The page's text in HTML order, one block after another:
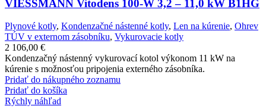
VIESSMANN Vitodens 100-W 3,2 – 11,0 kW B1HG
Plynové kotly, Kondenzačné nástenné kotly, Len na kúrenie, Ohrev
TÚV v externom zásobníku, Vykurovacie kotly
2 106,00 €
Kondenzačný nástenný vykurovací kotol výkonom 11 kW na
kúrenie s možnosťou pripojenia externého zásobníka.
Pridať do nákupného zoznamu
Pridať do košíka
Rýchly náhľad